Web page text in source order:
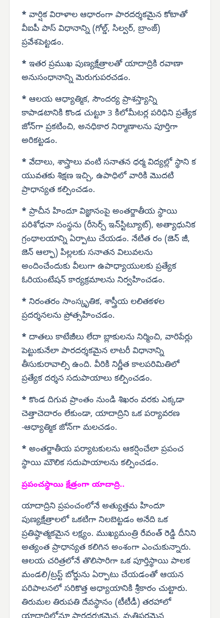
* వార్షిక విరాళాల ఆధారంగా పారదర్శకమైన కోటాతో
వీఐపీ పాస్ విధానాన్ని (గోల్డ్, సిల్వర్, బ్రాంజ్)
ప్రవేశపెట్టడం.
* ఇతర ప్రముఖ పుణ్యక్షేత్రాలతో యాదాద్రికి రవాణా
అనుసంధానాన్ని మెరుగుపరచడం.
* ఆలయ ఆధ్యాత్మిక, సౌందర్య ప్రాశస్త్యాన్ని
కాపాడటానికి కొండ చుట్టూ 3 కిలోమీటర్ల పరిధిని ప్రత్యేక
జోన్‌గా ప్రకటించి, అనధికార నిర్మాణాలను పూర్తిగా
అరికట్టడం.
* వేదాలు, శాస్త్రాలు వంటి సనాతన ధర్మ విద్యల్లో స్థాని క
యువతకు శిక్షణ ఇచ్చి, ఉపాధిలో వారికి మొదటి
ప్రాధాన్యత కల్పించడం.
* ప్రాచీన హిందూ విజ్ఞానంపై అంతర్జాతీయ స్థాయి
పరిశోధనా సంస్థను (రీసెర్చ్ ఇన్‌స్టిట్యూట్), అత్యాధునిక
గ్రంథాలయాన్ని ఏర్పాటు చేయడం. నేటిత రం (జెన్ జీ,
జెన్ ఆల్ఫా) పిల్లలకు సనాతన విలువలను
అందించేందుకు వీలుగా ఉపాధ్యాయులకు ప్రత్యేక
ఓరియంటేషన్ కార్యక్రమాలను నిర్వహించడం.
* నిరంతరం సాంస్కృతిక, శాస్త్రీయ లలితకళల
ప్రదర్శనలను ప్రోత్సహించడం.
* దాతలు కాటేజీలు లేదా బ్లాకులను నిర్మించి, వారిపేర్లు
పెట్టుకునేలా పారదర్శకమైన లాటరీ విధానాన్ని
తీసుకురావాల్సి ఉంది. వీరికి నిర్ణీత కాలపరిమితిలో
ప్రత్యేక దర్శన సదుపాయాలు కల్పించడం.
* కొండ దిగువ ప్రాంతం నుండి శిఖరం వరకు ఎక్కడా
చెత్తాచెదారం లేకుండా, యాదాద్రిని ఒక పర్యావరణ
-ఆధ్యాత్మిక జోన్‌గా మలచడం.
* అంతర్జాతీయ పర్యాటకులను ఆకర్షించేలా ప్రపంచ
స్థాయి మౌలిక సదుపాయాలను కల్పించడం.
ప్రపంచస్థాయి క్షేత్రంగా యాదాద్రి..
యాదాద్రిని ప్రపంచంలోనే అత్యుత్తమ హిందూ
పుణ్యక్షేత్రాలలో ఒకటిగా నిలబెట్టడం అనేది ఒక
ప్రతిష్ఠాత్మకమైన లక్ష్యం. ముఖ్యమంత్రి రేవంత్ రెడ్డి దీనిని
అత్యంత ప్రాధాన్యత కలిగిన అంశంగా ఎంచుకున్నారు.
ఆలయ చరిత్రలోనే తొలిసారిగా ఒక పూర్తిస్థాయి పాలక
మండలి/ట్రస్ట్ బోర్డును ఏర్పాటు చేయడంతో ఆయన
పరిపాలనలో సరికొత్త అధ్యాయానికి శ్రీకారం చుట్టారు.
తిరుమల తిరుపతి దేవస్థానం (టీటీడీ) తరహాలో